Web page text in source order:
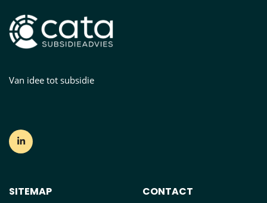
Van idee tot subsidie
SITEMAP CONTACT